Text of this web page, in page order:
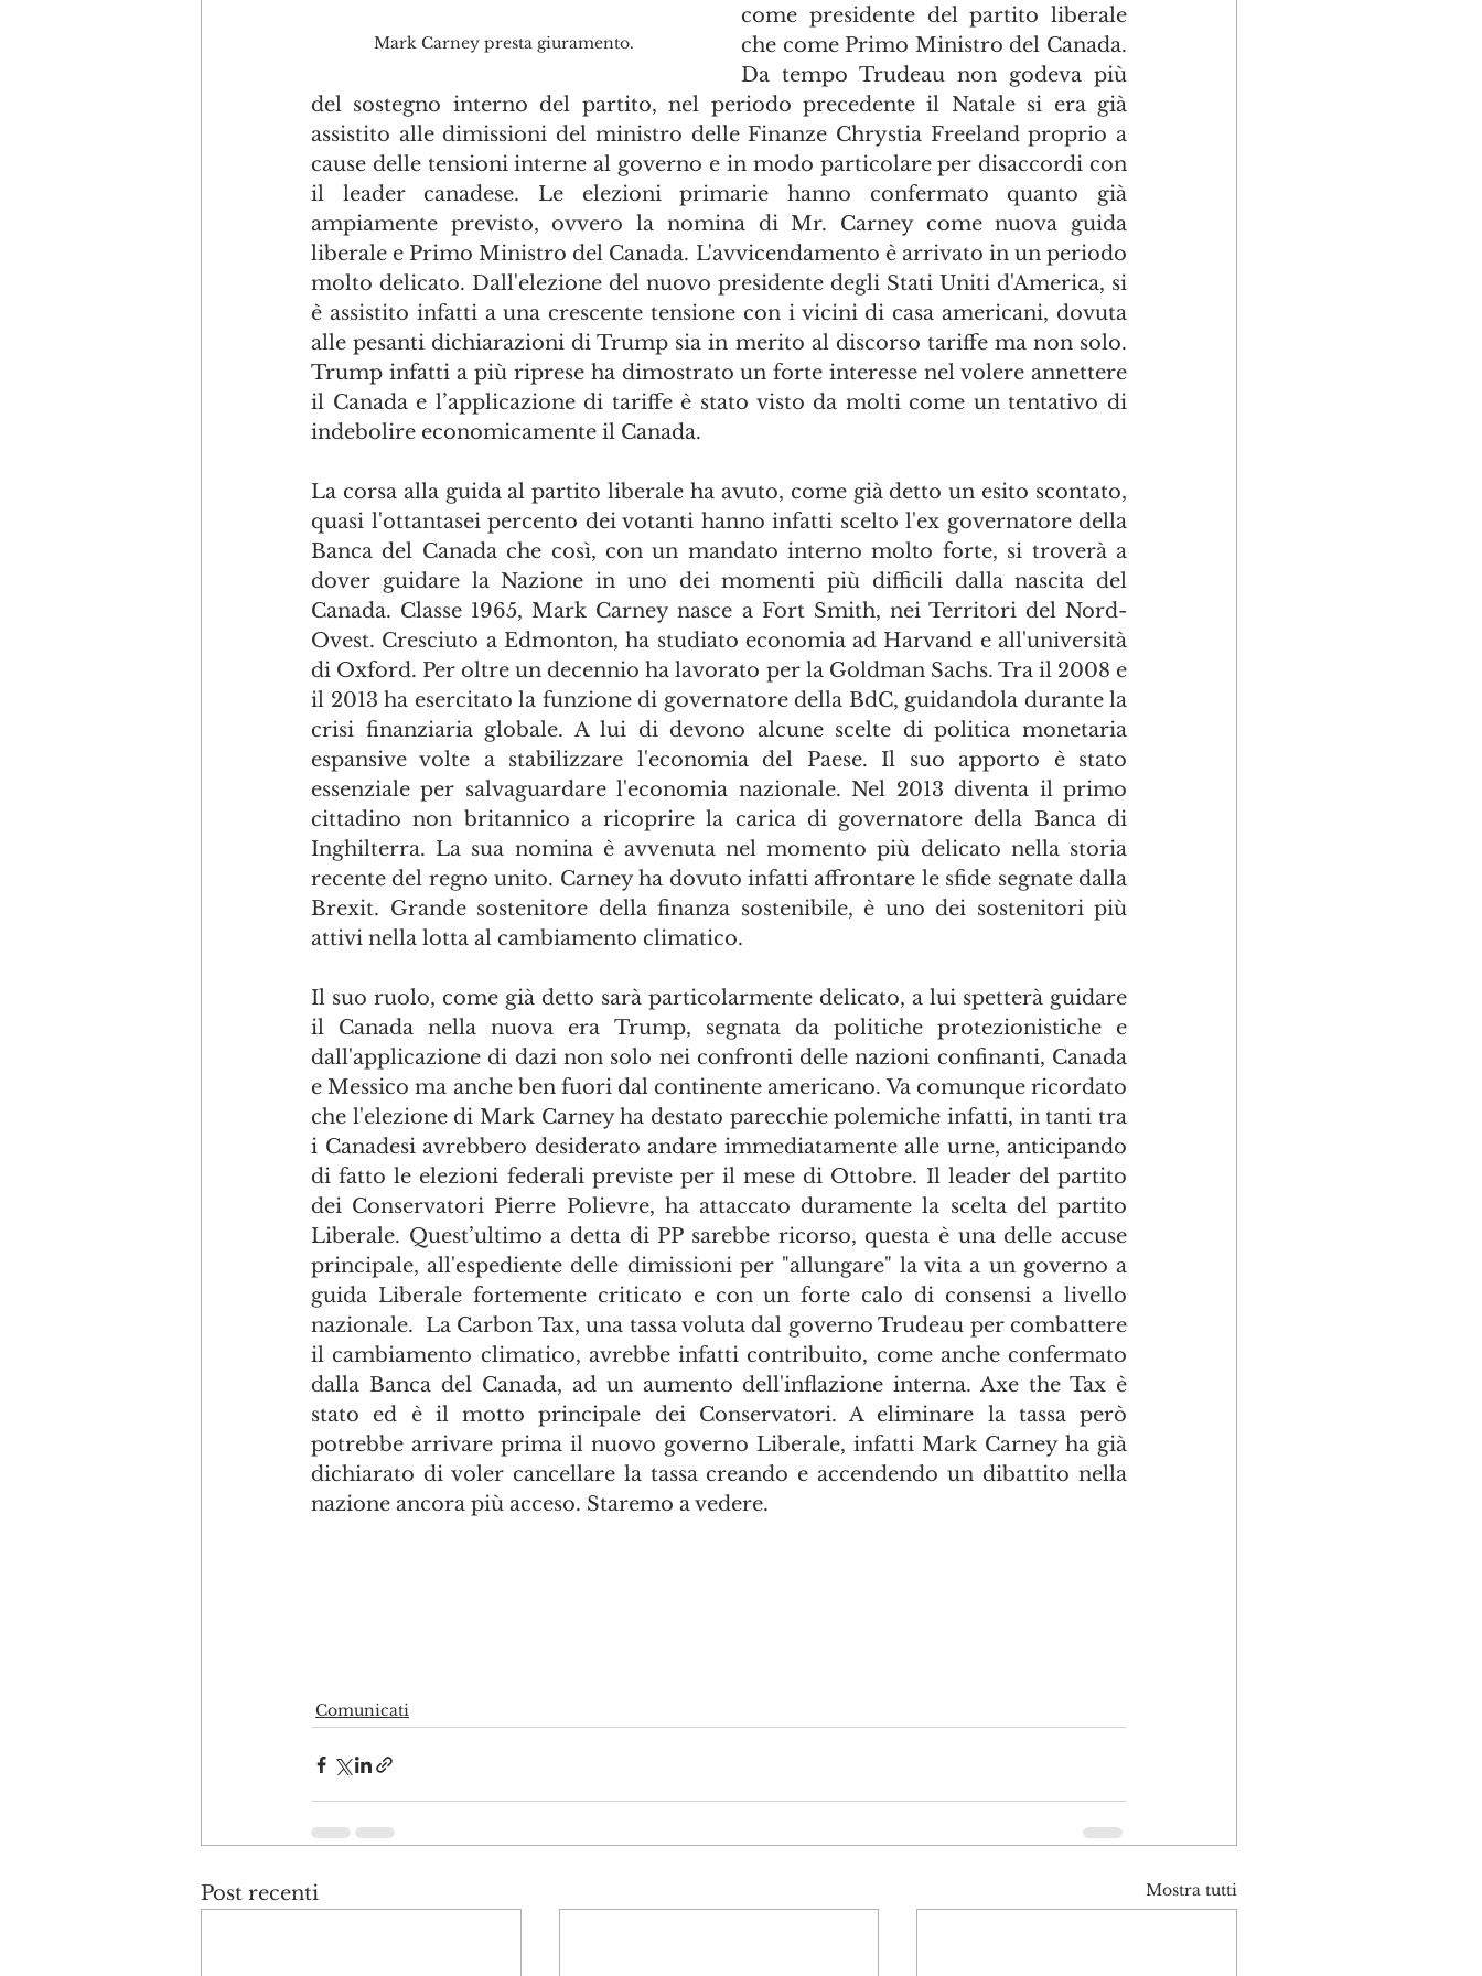
Mark Carney presta giuramento.
come presidente del partito liberale
che come Primo Ministro del Canada.
Da tempo Trudeau non godeva più
del sostegno interno del partito, nel periodo precedente il Natale si era già
assistito alle dimissioni del ministro delle Finanze Chrystia Freeland proprio a
cause delle tensioni interne al governo e in modo particolare per disaccordi con
il leader canadese. Le elezioni primarie hanno confermato quanto già
ampiamente previsto, ovvero la nomina di Mr. Carney come nuova guida
liberale e Primo Ministro del Canada. L'avvicendamento è arrivato in un periodo
molto delicato. Dall'elezione del nuovo presidente degli Stati Uniti d'America, si
è assistito infatti a una crescente tensione con i vicini di casa americani, dovuta
alle pesanti dichiarazioni di Trump sia in merito al discorso tariffe ma non solo.
Trump infatti a più riprese ha dimostrato un forte interesse nel volere annettere
il Canada e l’applicazione di tariffe è stato visto da molti come un tentativo di
indebolire economicamente il Canada.
La corsa alla guida al partito liberale ha avuto, come già detto un esito scontato,
quasi l'ottantasei percento dei votanti hanno infatti scelto l'ex governatore della
Banca del Canada che così, con un mandato interno molto forte, si troverà a
dover guidare la Nazione in uno dei momenti più difficili dalla nascita del
Canada. Classe 1965, Mark Carney nasce a Fort Smith, nei Territori del Nord-
Ovest. Cresciuto a Edmonton, ha studiato economia ad Harvand e all'università
di Oxford. Per oltre un decennio ha lavorato per la Goldman Sachs. Tra il 2008 e
il 2013 ha esercitato la funzione di governatore della BdC, guidandola durante la
crisi finanziaria globale. A lui di devono alcune scelte di politica monetaria
espansive volte a stabilizzare l'economia del Paese. Il suo apporto è stato
essenziale per salvaguardare l'economia nazionale. Nel 2013 diventa il primo
cittadino non britannico a ricoprire la carica di governatore della Banca di
Inghilterra. La sua nomina è avvenuta nel momento più delicato nella storia
recente del regno unito. Carney ha dovuto infatti affrontare le sfide segnate dalla
Brexit. Grande sostenitore della finanza sostenibile, è uno dei sostenitori più
attivi nella lotta al cambiamento climatico.
Il suo ruolo, come già detto sarà particolarmente delicato, a lui spetterà guidare
il Canada nella nuova era Trump, segnata da politiche protezionistiche e
dall'applicazione di dazi non solo nei confronti delle nazioni confinanti, Canada
e Messico ma anche ben fuori dal continente americano. Va comunque ricordato
che l'elezione di Mark Carney ha destato parecchie polemiche infatti, in tanti tra
i Canadesi avrebbero desiderato andare immediatamente alle urne, anticipando
di fatto le elezioni federali previste per il mese di Ottobre. Il leader del partito
dei Conservatori Pierre Polievre, ha attaccato duramente la scelta del partito
Liberale. Quest’ultimo a detta di PP sarebbe ricorso, questa è una delle accuse
principale, all'espediente delle dimissioni per "allungare" la vita a un governo a
guida Liberale fortemente criticato e con un forte calo di consensi a livello
nazionale.  La Carbon Tax, una tassa voluta dal governo Trudeau per combattere
il cambiamento climatico, avrebbe infatti contribuito, come anche confermato
dalla Banca del Canada, ad un aumento dell'inflazione interna. Axe the Tax è
stato ed è il motto principale dei Conservatori. A eliminare la tassa però
potrebbe arrivare prima il nuovo governo Liberale, infatti Mark Carney ha già
dichiarato di voler cancellare la tassa creando e accendendo un dibattito nella
nazione ancora più acceso. Staremo a vedere.
Comunicati
Post recenti Mostra tutti